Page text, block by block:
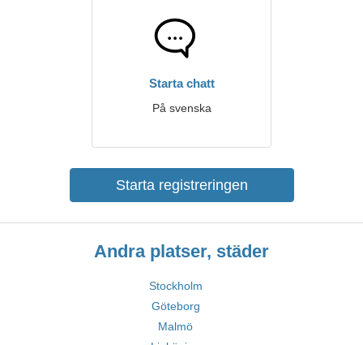
Starta chatt
På svenska
Starta registreringen
Andra platser, städer
Stockholm
Göteborg
Malmö